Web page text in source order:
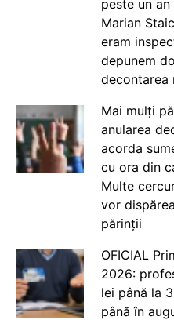
peste un
Marian
eram
depunem
decontarea
Mai mulți
anularea
acorda
cu ora din
Multe
vor
părinții
OFICIAL
2026:
lei până la
până în